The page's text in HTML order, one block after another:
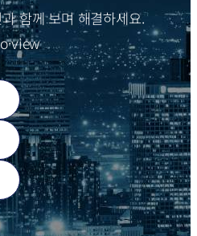
함께 보며 해결하세요.